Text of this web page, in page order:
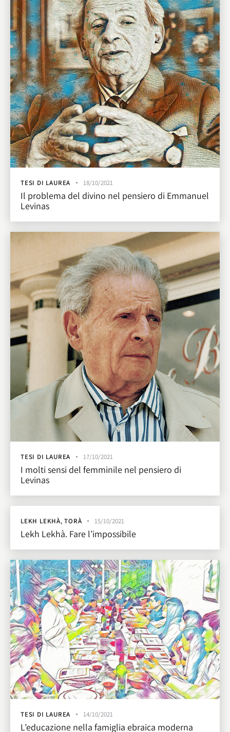
TESI DI LAUREA 18/10/2021
Il problema del divino nel pensiero di Emmanuel
Levinas
TESI DI LAUREA 17/10/2021
I molti sensi del femminile nel pensiero di
Levinas
LEKH LEKHÀ,TORÀ 15/10/2021
Lekh Lekhà. Fare l’impossibile
TESI DI LAUREA 14/10/2021
L’educazione nella famiglia ebraica moderna